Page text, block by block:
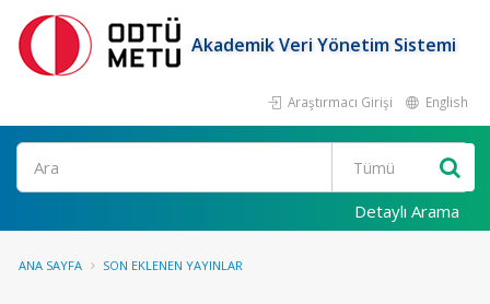
Akademik Veri Yönetim Sistemi
Araştırmacı Girişi English
Ara
Detaylı Arama
ANA SAYFA SON EKLENEN YAYINLAR